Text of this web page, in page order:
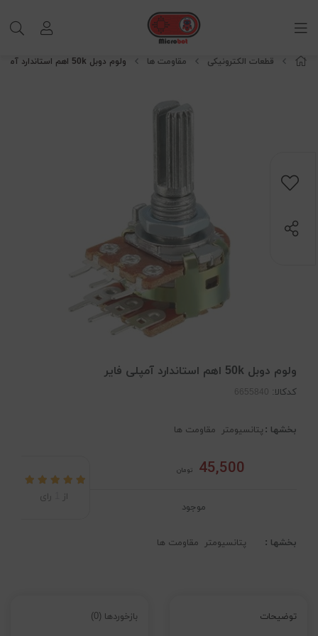
قطعات الکترونیکی مقاومت ها ولوم دوبل 50k اهم استاندارد آمپلی فایر
ولوم دوبل 50k اهم استاندارد آمپلی فایر
کدکالا:
بخشها : پتانسیومتر مقاومت ها
45,500 تومان
موجود
از رای
بخشها : پتانسیومتر مقاومت ها
توضیحات بازخوردها (0)